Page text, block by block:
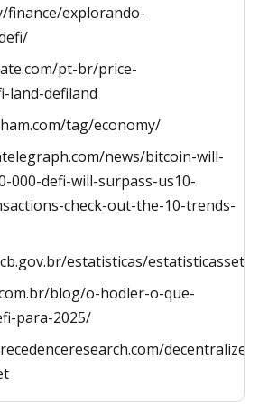
finance/explorando-
pt-br/price-
land-defiland
tag/economy/
news/bitcoin-will-
000-defi-will-surpass-us10-
check-out-the-10-trends-
estatisticas/
blog/o-hodler-o-que-
para-2025/
decentralized-